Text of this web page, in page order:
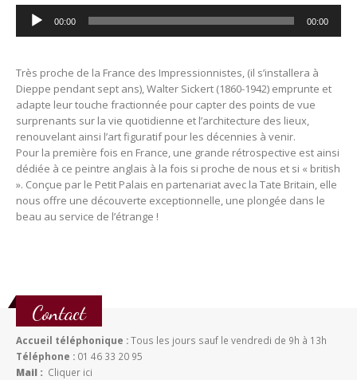
Lecteur
audio
00:00 00:00
Très proche de la France des Impressionnistes, (il s’installera à
Dieppe pendant sept ans), Walter Sickert (1860-1942) emprunte et
adapte leur touche fractionnée pour capter des points de vue
surprenants sur la vie quotidienne et l’architecture des lieux,
renouvelant ainsi l’art figuratif pour les décennies à venir.
Pour la première fois en France, une grande rétrospective est ainsi
dédiée à ce peintre anglais à la fois si proche de nous et si « british
». Conçue par le Petit Palais en partenariat avec la Tate Britain, elle
nous offre une découverte exceptionnelle, une plongée dans le
beau au service de l’étrange !
Contact
Accueil téléphonique :Tous les jours sauf le vendredi de 9h à 13h
Téléphone : 01 46 33 20 95
Mail : Cliquer ici